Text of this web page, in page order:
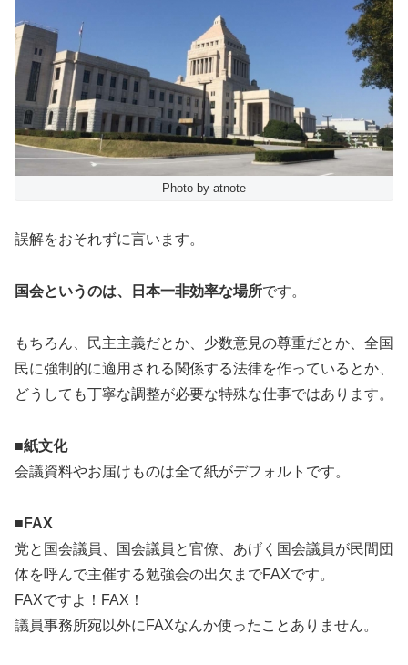
Photo by atnote
誤解をおそれずに言います。
国会というのは、日本一非効率な場所です。
もちろん、民主主義だとか、少数意見の尊重だとか、全国
民に強制的に適用される関係する法律を作っているとか、
どうしても丁寧な調整が必要な特殊な仕事ではあります。
■紙文化
会議資料やお届けものは全て紙がデフォルトです。
■FAX
党と国会議員、国会議員と官僚、あげく国会議員が民間団
体を呼んで主催する勉強会の出欠までFAXです。
FAXですよ！FAX！
議員事務所宛以外にFAXなんか使ったことありません。